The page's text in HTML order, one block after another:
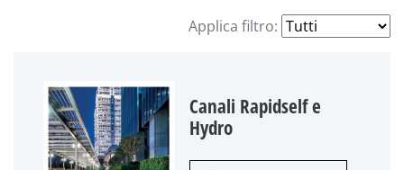
Applica filtro:
Canali Rapidself e
Hydro